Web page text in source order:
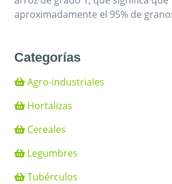
aproximadamente el 95% de
Categorías
Agro-industriales
Hortalizas
Cereales
Legumbres
Tubérculos